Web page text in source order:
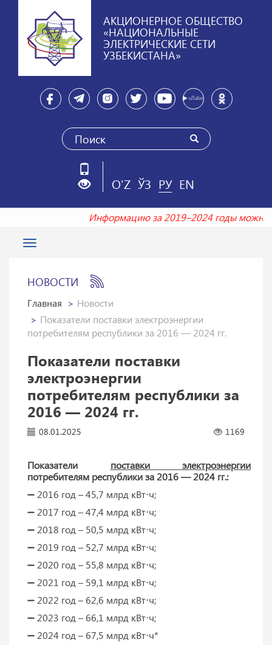
АКЦИОНЕРНОЕ ОБЩЕСТВО
«НАЦИОНАЛЬНЫЕ
ЭЛЕКТРИЧЕСКИЕ СЕТИ
УЗБЕКИСТАНА»
O'Z ЎЗ РУ EN
Информацию за 2019–2024 годы
Toggle
НОВОСТИ
Главная
Новости
Показатели поставки электроэнергии
потребителям республики за 2016 — 2024 гг.
Показатели поставки
электроэнергии
потребителям республики за
2016 — 2024 гг.
08.01.2025 1169
Показатели поставки электроэнергии
потребителям республики за 2016 — 2024 гг.:
➖ 2016 год – 45,7 млрд кВт⋅ч;
➖ 2017 год – 47,4 млрд кВт⋅ч;
➖ 2018 год – 50,5 млрд кВт⋅ч;
➖ 2019 год – 52,7 млрд кВт⋅ч;
➖ 2020 год – 55,8 млрд кВт⋅ч;
➖ 2021 год – 59,1 млрд кВт⋅ч;
➖ 2022 год – 62,6 млрд кВт⋅ч;
➖ 2023 год – 66,1 млрд кВт⋅ч;
➖ 2024 год – 67,5 млрд кВт⋅ч*